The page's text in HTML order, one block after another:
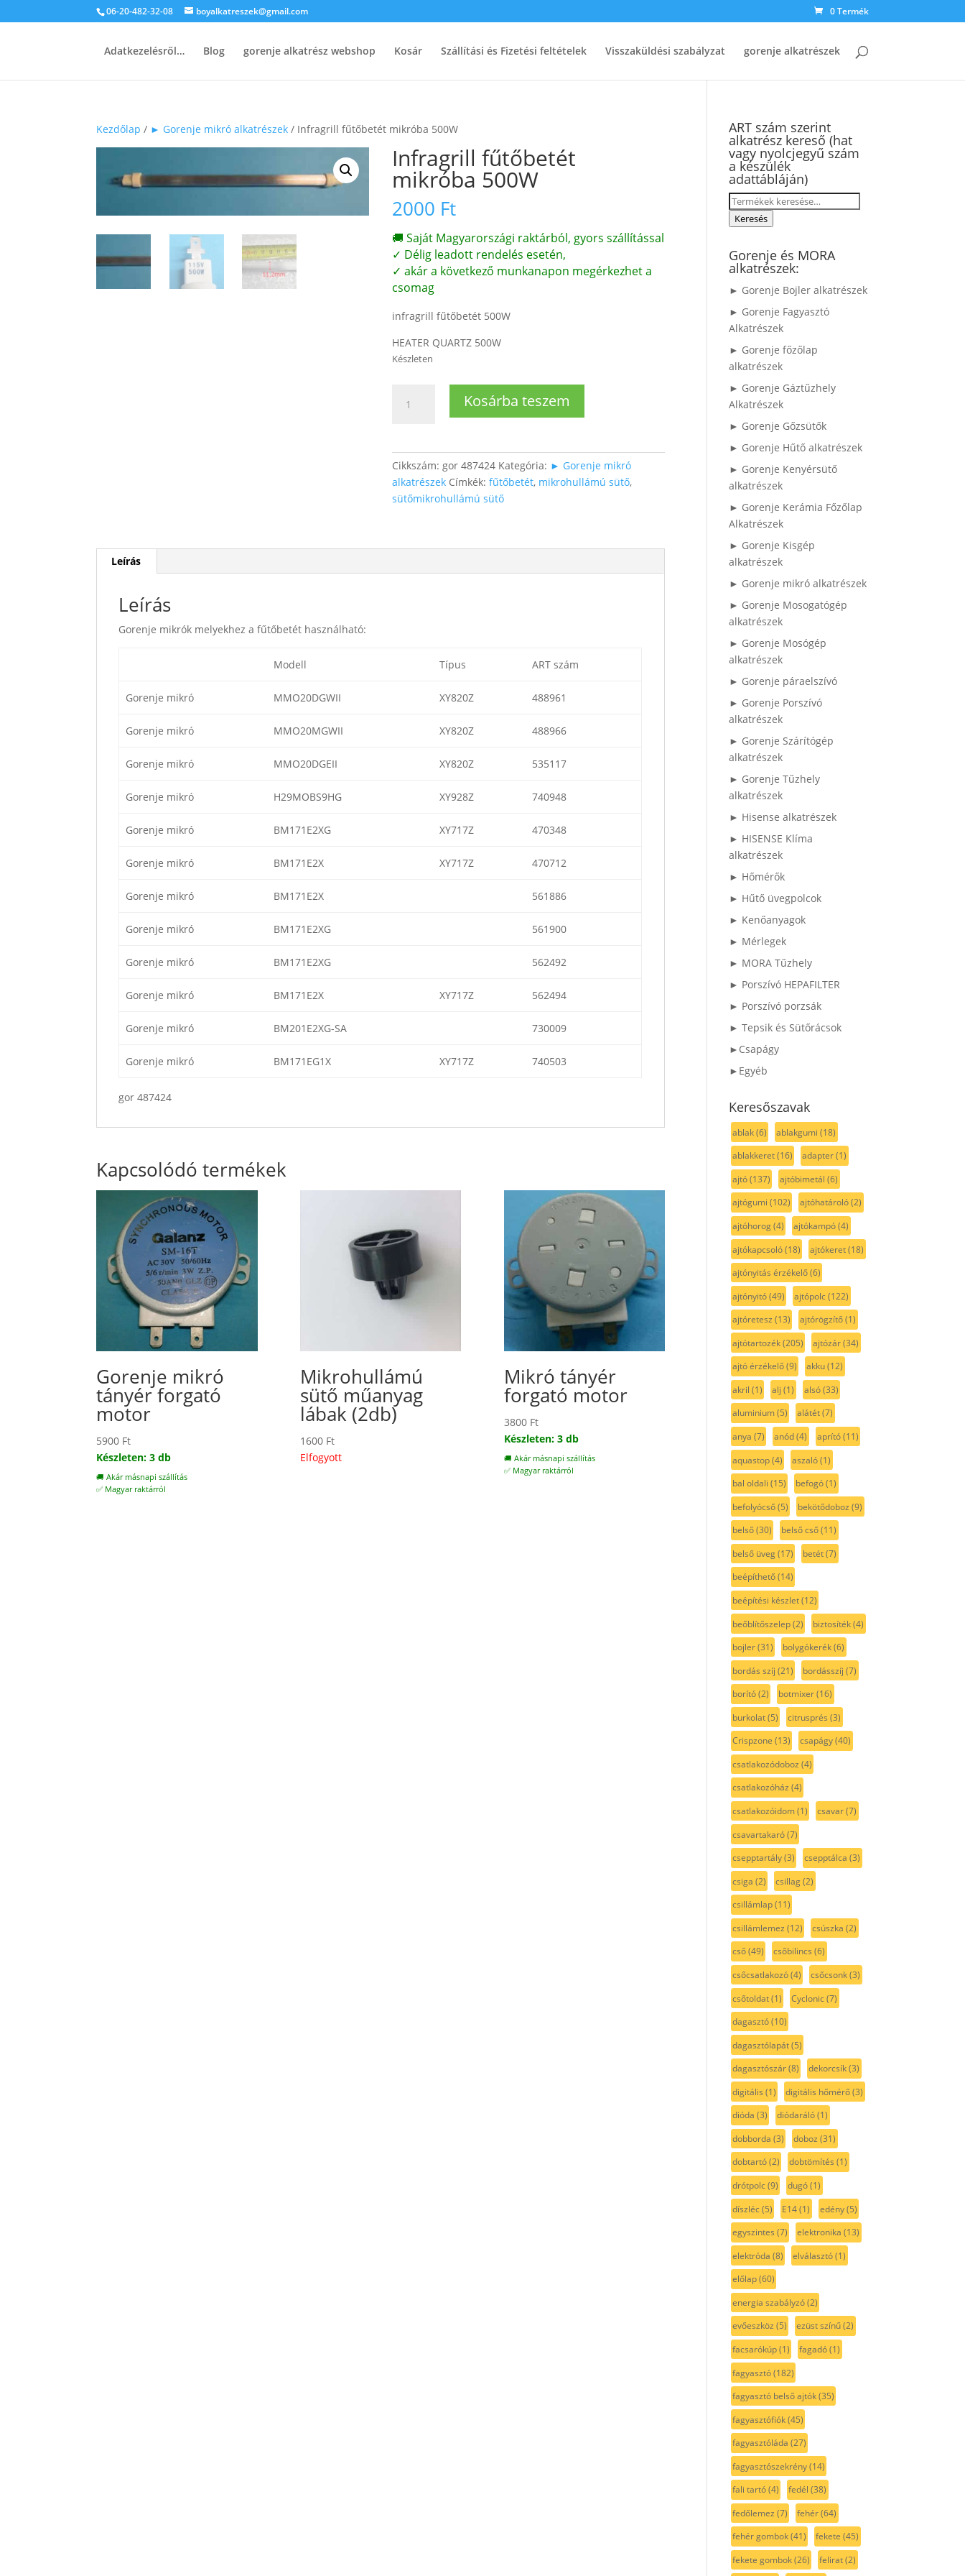
06-20-482-32-08 boyalkatreszek@gmail.com 0 Termék
Adatkezelésről… Blog gorenje alkatrész webshop Kosár Szállítási és Fizetési feltételek Visszaküldési szabályzat gorenje alkatrészek
Kezdőlap / ► Gorenje mikró alkatrészek / Infragrill fűtőbetét mikróba 500W
Infragrill fűtőbetét
mikróba 500W
2000 Ft
🚚 Saját Magyarországi raktárból, gyors szállítással
✓ Délig leadott rendelés esetén,
✓ akár a következő munkanapon megérkezhet a
csomag
infragrill fűtőbetét 500W
HEATER QUARTZ 500W
Készleten
fűtőbetét
mennyiség
Kosárba teszem
Cikkszám:gor 487424 Kategória: ► Gorenje mikró
alkatrészek Címkék:fűtőbetét, mikrohullámú sütő,
sütőmikrohullámú sütő
Leírás
Leírás
Gorenje mikrók melyekhez a fűtőbetét használható:
Modell Típus ART szám
Gorenje mikró MMO20DGWII XY820Z 488961
Gorenje mikró MMO20MGWII XY820Z 488966
Gorenje mikró MMO20DGEII XY820Z 535117
Gorenje mikró H29MOBS9HG XY928Z 740948
Gorenje mikró BM171E2XG XY717Z 470348
Gorenje mikró BM171E2X XY717Z 470712
Gorenje mikró BM171E2X 561886
Gorenje mikró BM171E2XG 561900
Gorenje mikró BM171E2XG 562492
Gorenje mikró BM171E2X XY717Z 562494
Gorenje mikró BM201E2XG-SA 730009
Gorenje mikró BM171EG1X XY717Z 740503
gor 487424
Kapcsolódó termékek
Gorenje mikró
tányér forgató
motor
5900 Ft
Készleten: 3 db
🚚 Akár másnapi szállítás
✅ Magyar raktárról
Mikrohullámú
sütő műanyag
lábak (2db)
1600 Ft
Elfogyott
Mikró tányér
forgató motor
3800 Ft
Készleten: 3 db
🚚 Akár másnapi szállítás
✅ Magyar raktárról
ART szám szerint
alkatrész kereső (hat
vagy nyolcjegyű szám
a készülék
adattábláján)
Keresés
a Keresés
Gorenje és MORA
alkatrészek:
► Gorenje Bojler alkatrészek
► Gorenje Fagyasztó
Alkatrészek
► Gorenje főzőlap
alkatrészek
► Gorenje Gáztűzhely
Alkatrészek
► Gorenje Gőzsütők
► Gorenje Hűtő alkatrészek
► Gorenje Kenyérsütő
alkatrészek
► Gorenje Kerámia Főzőlap
Alkatrészek
► Gorenje Kisgép
alkatrészek
► Gorenje mikró alkatrészek
► Gorenje Mosogatógép
alkatrészek
► Gorenje Mosógép
alkatrészek
► Gorenje páraelszívó
► Gorenje Porszívó
alkatrészek
► Gorenje Szárítógép
alkatrészek
► Gorenje Tűzhely
alkatrészek
► Hisense alkatrészek
► HISENSE Klíma
alkatrészek
► Hőmérők
► Hűtő üvegpolcok
► Kenőanyagok
► Mérlegek
► MORA Tűzhely
► Porszívó HEPAFILTER
► Porszívó porzsák
► Tepsik és Sütőrácsok
►Csapágy
►Egyéb
Keresőszavak
ablak(6) ablakgumi (18)
ablakkeret(16) adapter(1)
ajtó(137) ajtóbimetál (6)
ajtógumi (102) ajtóhatároló(2)
ajtóhorog(4) ajtókampó(4)
ajtókapcsoló(18) ajtókeret(18)
ajtónyitás érzékelő(6)
ajtónyitó(49) ajtópolc(122)
ajtóretesz (13) ajtórögzítő(1)
ajtótartozék(205) ajtózár(34)
ajtó érzékelő(9) akku(12)
akril (1) alj (1) alsó(33)
aluminium(5) alátét(7)
anya (7) anód(4) aprító(11)
aquastop(4) aszaló(1)
bal oldali (15) befogó(1)
befolyócső(5) bekötődoboz (9)
belső(30) belső cső(11)
belső üveg(17) betét(7)
beépíthető(14)
beépítési készlet(12)
beőblítőszelep(2) biztosíték(4)
bojler(31) bolygókerék(6)
bordás szíj (21) bordásszíj (7)
borító(2) botmixer(16)
burkolat(5) citrusprés (3)
Crispzone (13) csapágy(40)
csatlakozódoboz (4)
csatlakozóház (4)
csatlakozóidom(1) csavar(7)
csavartakaró(7)
csepptartály(3) csepptálca (3)
csiga (2) csillag(2)
csillámlap(11)
csillámlemez (12) csúszka (2)
cső(49) csőbilincs (6)
csőcsatlakozó(4) csőcsonk(3)
csőtoldat(1) Cyclonic(7)
dagasztó(10)
dagasztólapát(5)
dagasztószár(8) dekorcsík(3)
digitális (1) digitális hőmérő(3)
dióda (3) diódaráló(1)
dobborda (3) doboz (31)
dobtartó(2) dobtömítés (1)
drótpolc(9) dugó(1)
díszléc(5) E14(1) edény(5)
egyszintes (7) elektronika (13)
elektróda (8) elválasztó(1)
előlap(60)
energia szabályzó(2)
evőeszköz (5) ezüst színű(2)
facsarókúp(1) fagadó(1)
fagyasztó(182)
fagyasztó belső ajtók(35)
fagyasztófiók(45)
fagyasztóláda (27)
fagyasztószekrény(14)
fali tartó(4) fedél (38)
fedőlemez (7) fehér(64)
fehér gombok(41) fekete (45)
fekete gombok(26) felirat(2)